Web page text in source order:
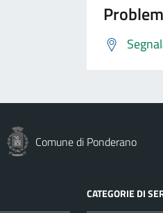
Comune di Ponderano
CATEGORIE DI